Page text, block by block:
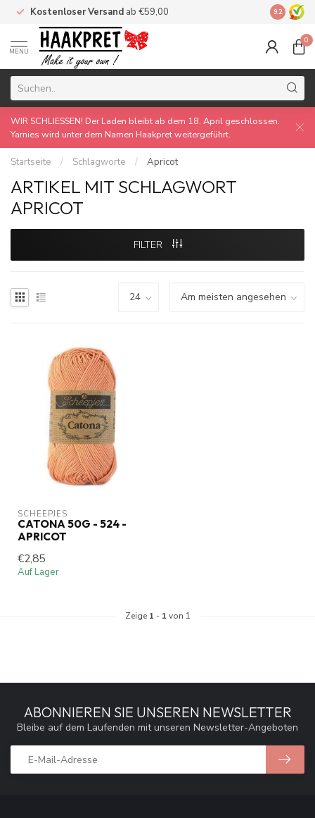
Kostenloser Versand ab €59,00 Made by
9.2
MENU
0
WIR SCHLIESSEN! Der Laden bleibt ab dem 18. April geschlossen.
Yarnies wird unter dem Namen Haakpret weitergeführt.
Startseite / Schlagworte / Apricot
ARTIKEL MIT SCHLAGWORT
APRICOT
FILTER
SCHEEPJES
CATONA 50G - 524 -
APRICOT
€2,85
Auf Lager
Zeige 1 - 1 von 1
ABONNIEREN SIE UNSEREN NEWSLETTER
Bleibe auf dem Laufenden mit unseren Newsletter-Angeboten